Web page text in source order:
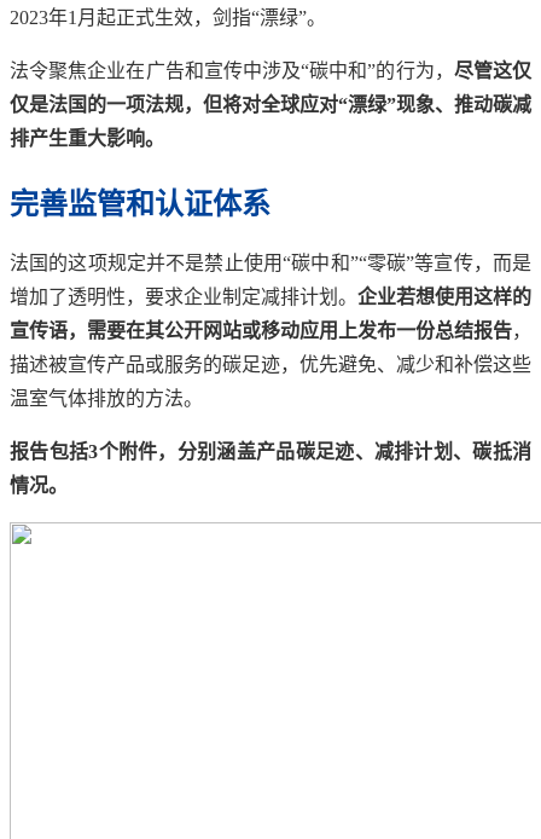
2023年1月起正式生效，剑指“漂绿”。
法令聚焦企业在广告和宣传中涉及“碳中和”的行为， 尽管这仅
仅是法国的一项法规，但将对全球应对“漂绿”现象、推动碳减
排产生重大影响。
完善监管和认证体系
法国的这项规定并不是禁止使用“碳中和”“零碳”等宣传，而是
增加了透明性，要求企业制定减排计划。 企业若想使用这样的
宣传语，需要在其公开网站或移动应用上发布一份总结报告，
描述被宣传产品或服务的碳足迹，优先避免、减少和补偿这些
温室气体排放的方法。
报告包括3个附件，分别涵盖产品碳足迹、减排计划、碳抵消
情况。